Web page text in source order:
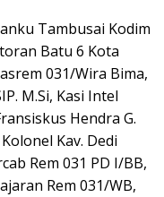
Tambusai Kodim
Batu 6 Kota
031/Wira Bima,
M.Si, Kasi Intel
Hendra G.
Kav. Dedi
Rem 031 PD I/BB,
Rem 031/WB,